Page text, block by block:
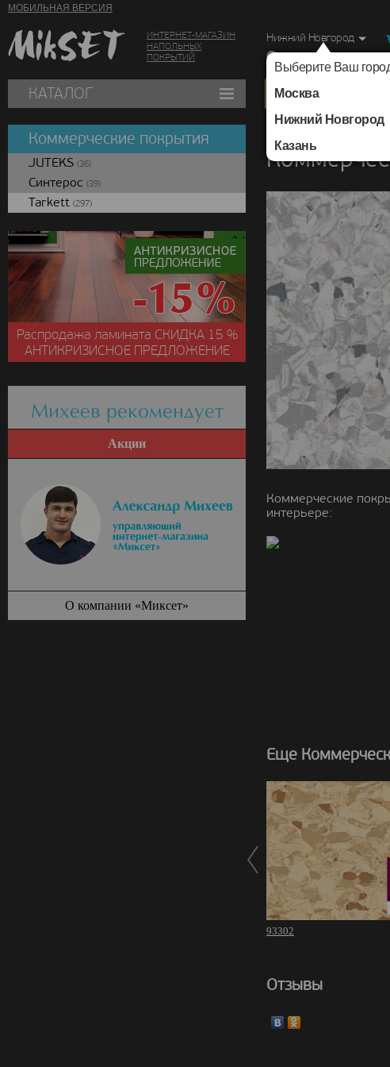
МОБИЛЬНАЯ ВЕРСИЯ
ИНТЕРНЕТ-МАГАЗИН
НАПОЛЬНЫХ
ПОКРЫТИЙ
Нижний Новгород
Выберите Ваш
Москва
Нижний Новгород
Казань
г. Нижний Новгород,
КАТАЛОГ
Коммерческие
интерьере:
Еще
93302
Отзывы
Коммерческие покрытия
JUTEKS (36)
Синтерос (39)
Tarkett (297)
Распродажа ламината СКИДКА15 %
АНТИКРИЗИСНОЕ ПРЕДЛОЖЕНИЕ
Михеев рекомендует
Акции
О компании «Миксет»